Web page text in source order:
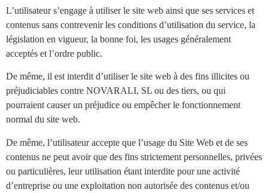
L’utilisateur s’engage à utiliser le site web ainsi que ses services et
contenus sans contrevenir les conditions d’utilisation du service, la
législation en vigueur, la bonne foi, les usages généralement
acceptés et l’ordre public.
De même, il est interdit d’utiliser le site web à des fins illicites ou
préjudiciables contre NOVARALI, SL ou des tiers, ou qui
pourraient causer un préjudice ou empêcher le fonctionnement
normal du site web.
De même, l’utilisateur accepte que l’usage du Site Web et de ses
contenus ne peut avoir que des fins strictement personnelles, privées
ou particulières, leur utilisation étant interdite pour une activité
d’entreprise ou une exploitation non autorisée des contenus et/ou